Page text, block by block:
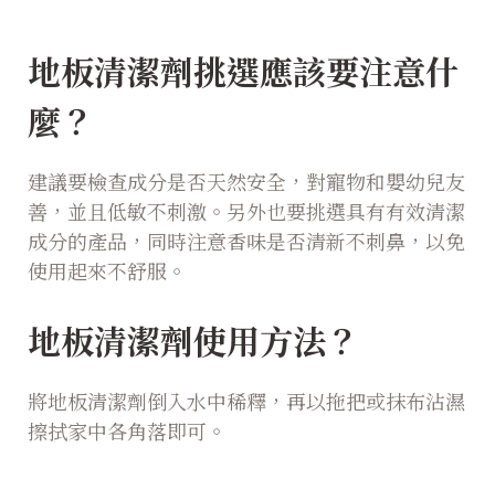
地板清潔劑挑選應該要注意什
麼？
建議要檢查成分是否天然安全，對寵物和嬰幼兒友
善，並且低敏不刺激。另外也要挑選具有有效清潔
成分的產品，同時注意香味是否清新不刺鼻，以免
使用起來不舒服。
地板清潔劑使用方法？
將地板清潔劑倒入水中稀釋，再以拖把或抹布沾濕
擦拭家中各角落即可。